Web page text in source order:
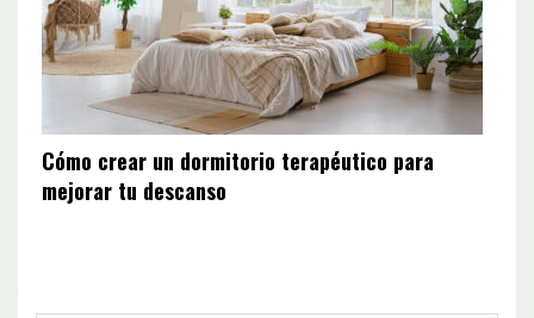
Cómo crear un dormitorio terapéutico para
mejorar tu descanso